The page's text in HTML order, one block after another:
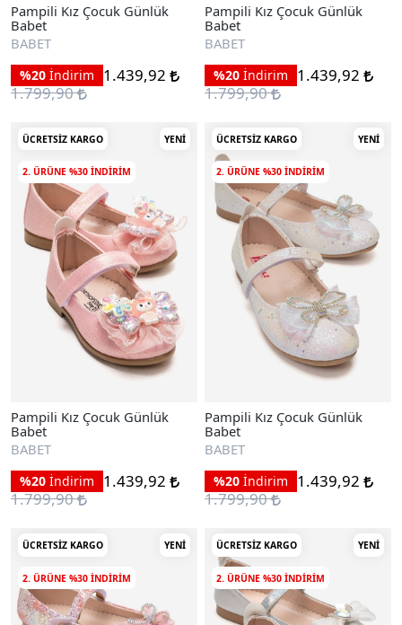
Pampili Kız Çocuk Günlük
Babet
BABET
%20 İndirim
1.439,92
1.799,90
Pampili Kız Çocuk Günlük
Babet
BABET
%20 İndirim
1.439,92
1.799,90
ÜCRETSIZ KARGO YENI
2. ÜRÜNE %30 INDIRIM
Pampili Kız Çocuk Günlük
Babet
BABET
%20 İndirim
1.439,92
1.799,90
ÜCRETSIZ KARGO YENI
2. ÜRÜNE %30 INDIRIM
Pampili Kız Çocuk Günlük
Babet
BABET
%20 İndirim
1.439,92
1.799,90
ÜCRETSIZ KARGO YENI
2. ÜRÜNE %30 INDIRIM
ÜCRETSIZ KARGO YENI
2. ÜRÜNE %30 INDIRIM